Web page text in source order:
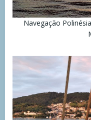
Navegação